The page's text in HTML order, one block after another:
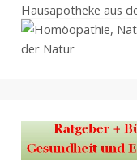
Hausapotheke aus